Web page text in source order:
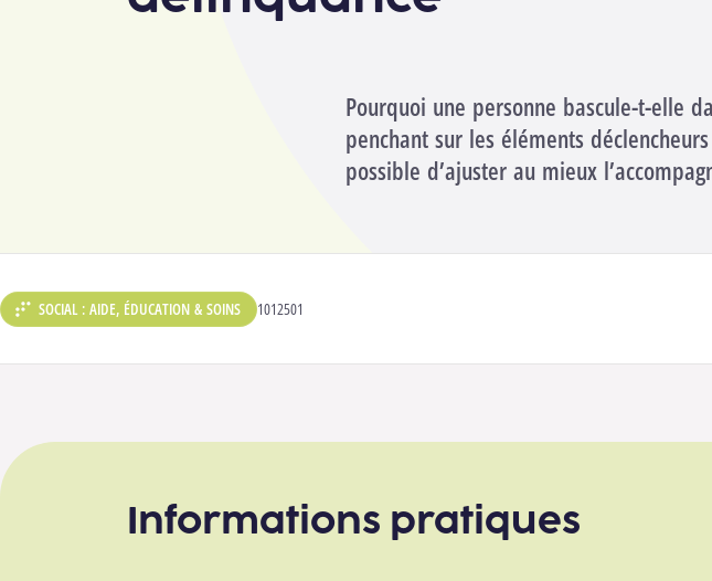
Pourquoi une personne bascule-t-elle
penchant sur les éléments
possible d’ajuster au mieux
DÉPARTEMENT :
SOCIAL : AIDE, ÉDUCATION & SOINS CODE ANALYTIQUE :
1012501
Informations pratiques